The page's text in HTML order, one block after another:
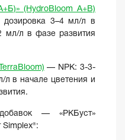
(HydroBloom А+В)
3–4 мл/л в
мл/л в фазе развития
— NPK: 3-3-
л в начале цветения и
— «PKБуст»
Simplex®: